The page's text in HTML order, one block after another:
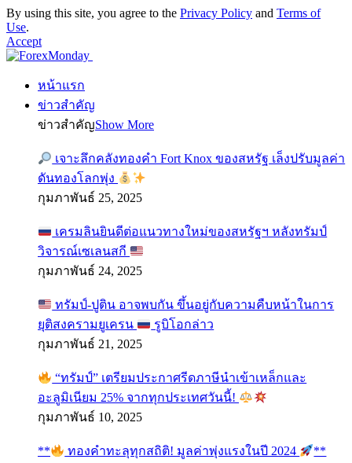
By using this site, you agree to the Privacy Policy and Terms of
Use.
Accept
หน้าแรก
ข่าวสำคัญ
ข่าวสำคัญShow More
เจาะลึกคลังทองคำ Fort Knox ของสหรัฐ เล็งปรับมูลค่า
ดันทองโลกพุ่ง
กุมภาพันธ์ 25, 2025
เครมลินยินดีต่อแนวทางใหม่ของสหรัฐฯ หลังทรัมป์
วิจารณ์เซเลนสกี
กุมภาพันธ์ 24, 2025
ทรัมป์-ปูติน อาจพบกัน ขึ้นอยู่กับความคืบหน้าในการ
ยุติสงครามยูเครน
รูบิโอกล่าว
กุมภาพันธ์ 21, 2025
“ทรัมป์” เตรียมประกาศรีดภาษีนำเข้าเหล็กและ
อะลูมิเนียม 25% จากทุกประเทศวันนี้!
กุมภาพันธ์ 10, 2025
** ทองคำทะลุทุกสถิติ! มูลค่าพุ่งแรงในปี 2024
**